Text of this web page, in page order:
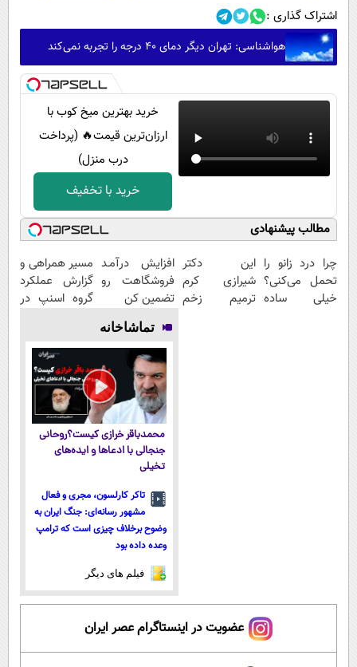
اشتراک گذاری :
هواشناسی: تهران دیگر دمای ۴۰ درجه را تجربه نمی‌کند
خرید بهترین میخ کوب با
ارزان‌ترین قیمت🔥 (پرداخت
درب منزل)
خرید با تخفیف
مطالب پیشنهادی
چرا درد زانو را
تحمل می‌کنی؟
خیلی ساده
این دکتر
شیرازی کرم
ترمیم زخم
افزایش درآمـد
فروشگاهت رو
تضمین کن
مسیر همراهی و
گزارش عملکرد
گروه اسنپ در
تماشاخانه
محمدباقر خرازی کیست؟روحانی
جنجالی با ادعاها و ایده‌های
تخیلی
تاکر کارلسون، مجری و فعال
مشهور رسانه‌ای: جنگ ایران به
وضوح برخلاف چیزی است که ترامپ
وعده داده بود
فیلم های دیگر
عضویت در اینستاگرام عصر ایران